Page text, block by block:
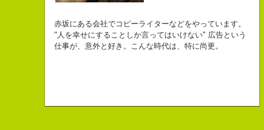
チームVision 事務局長
自己紹介ジェネレーターというサイトがある。試しにやってみた。
こんちゃっ保持壮太郎っていいます。
皆からは「保持壮太郎ピーナッツ」って呼ばれてるよ。
なにがしか書いていられるしごとはとっても
幸せでとっても怖いですが、きょうもなんとか幸せに
生きられてる私は幸せなのかもしれません。
長崎県五島市出身
３６歳
「五島列島はよいところです。
Copy writer
10周年キャンペーン中です。
初対面の人によく言われる。
「きれいな名前ですね」
こう返す。「ええ、名前だけは」
赤坂にある会社でコピーライターなどをやっています。
"人を幸せにすることしか言ってはいけない" 広告という
仕事が、意外と好き。こんな時代は、特に尚更。